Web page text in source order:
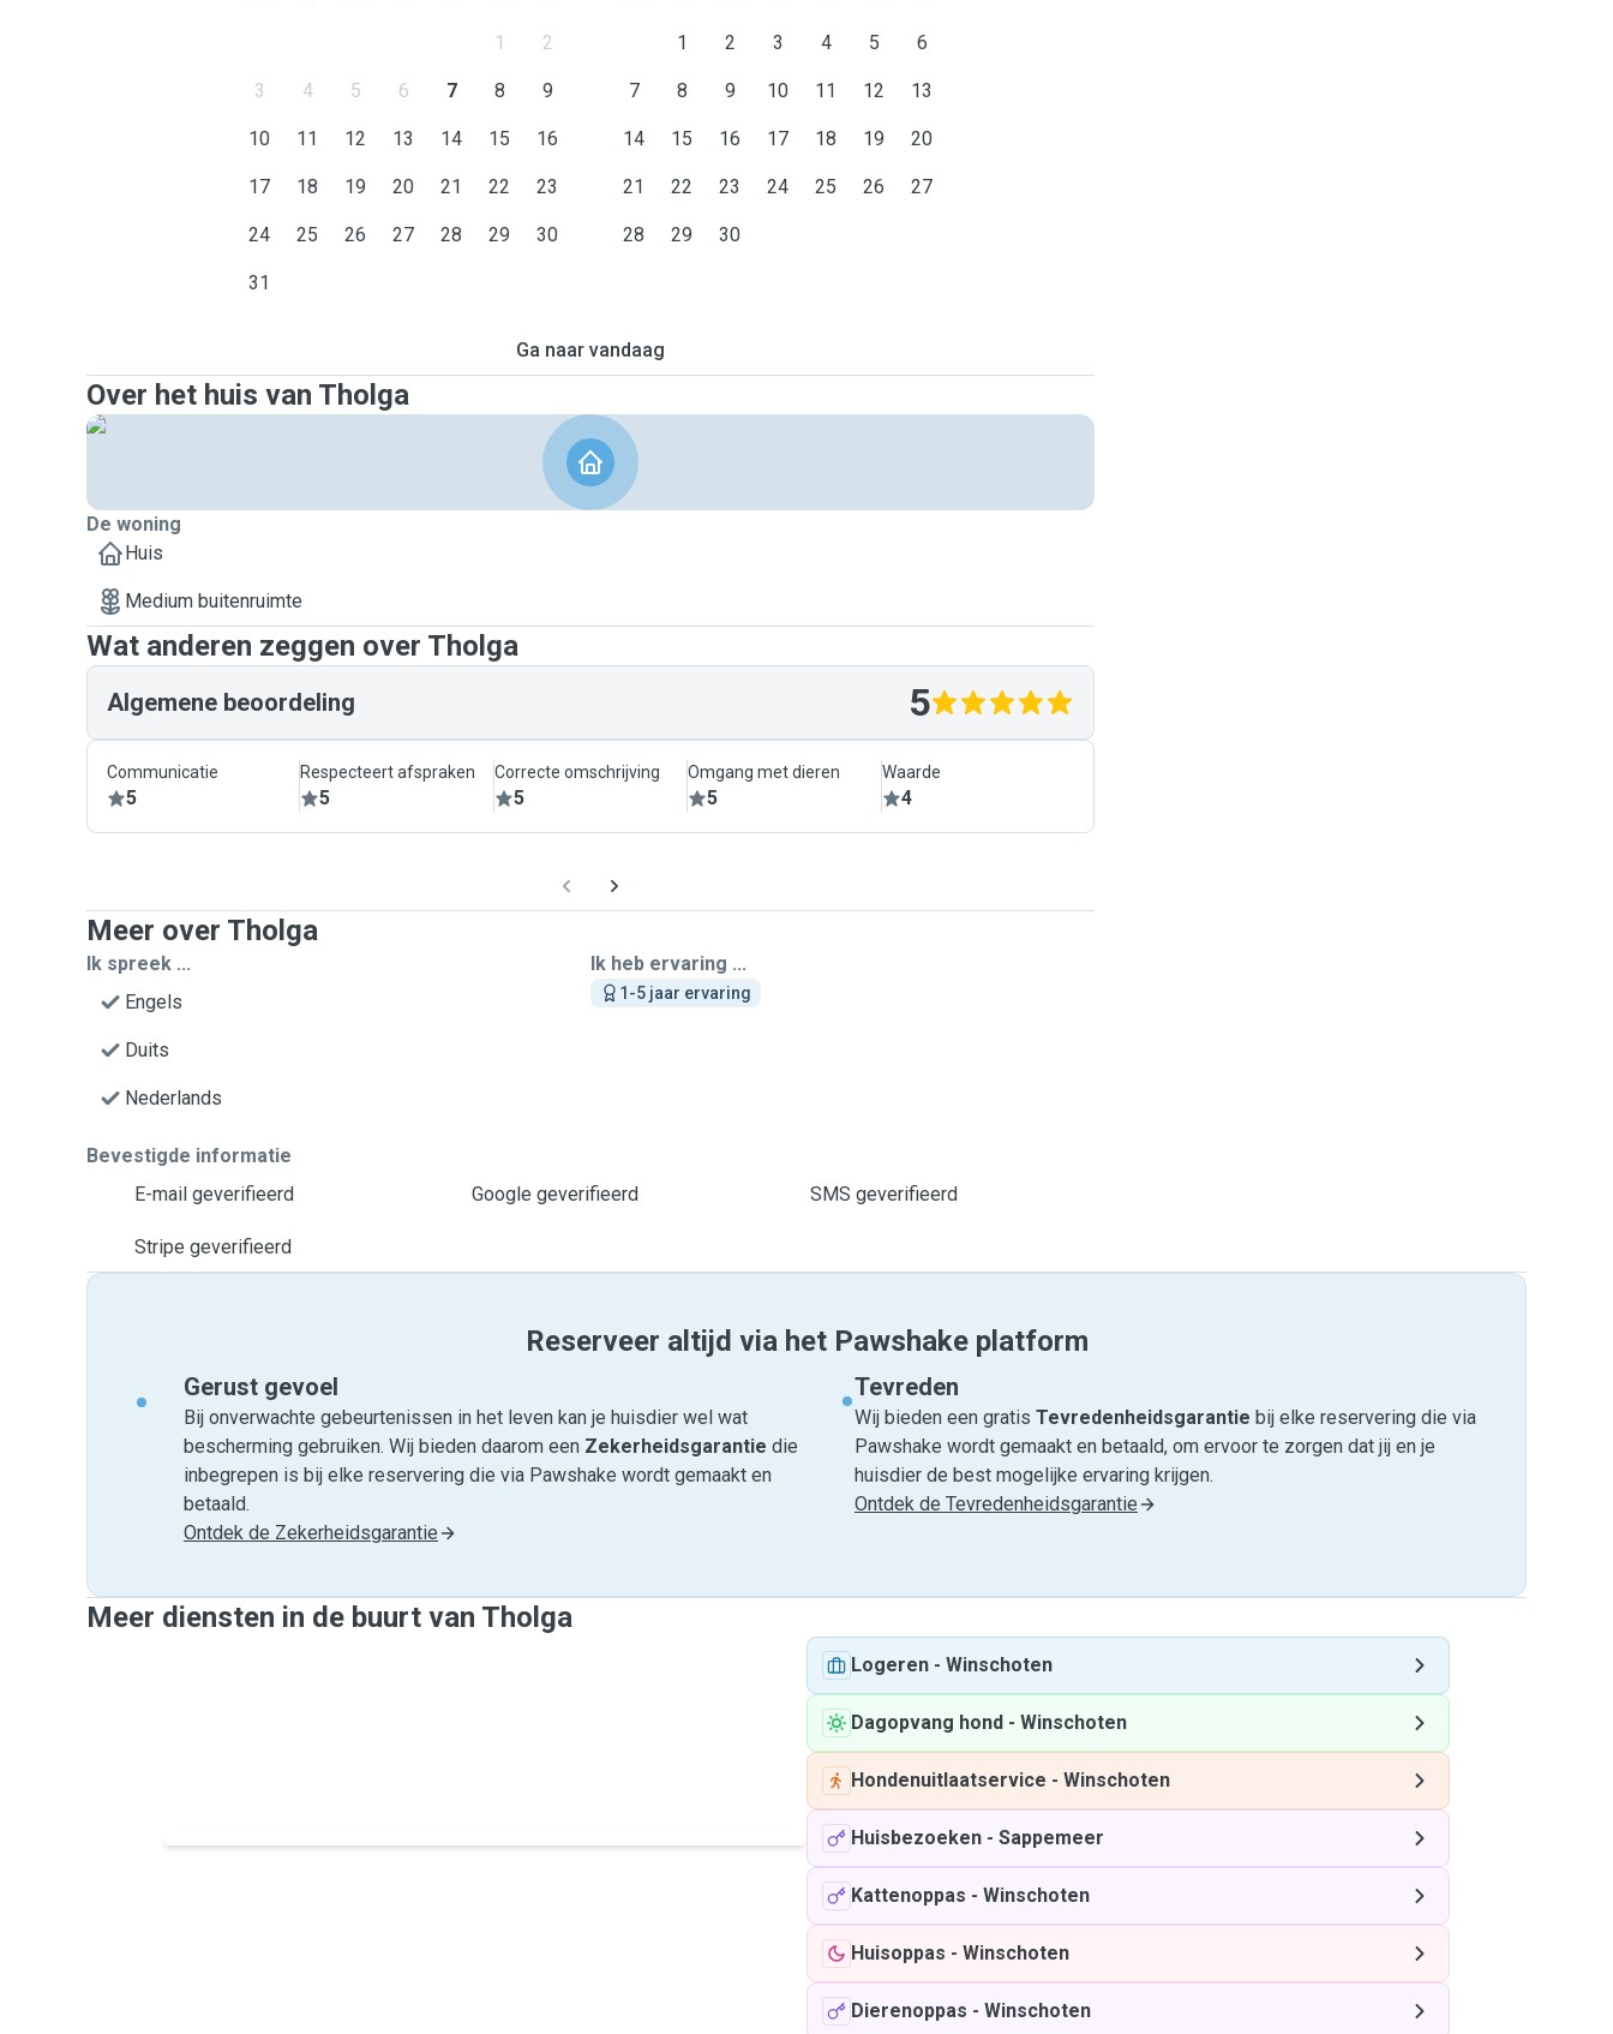
1 2
3 4 5 6 7 8 9
10 11 12 13 14 15 16
17 18 19 20 21 22 23
24 25 26 27 28 29 30
31
1 2 3 4 5 6
7 8 9 10 11 12 13
14 15 16 17 18 19 20
21 22 23 24 25 26 27
28 29 30
Ga naar vandaag
Over het huis van Tholga
De woning
Huis
Medium buitenruimte
Wat anderen zeggen over Tholga
Algemene beoordeling 5
Communicatie
5
Respecteert afspraken
5
Correcte omschrijving
5
Omgang met dieren
5
Waarde
4
Meer over Tholga
Ik spreek ...
Engels
Duits
Nederlands
Ik heb ervaring ...
1-5 jaar ervaring
Bevestigde informatie
E-mail geverifieerd
Google geverifieerd SMS geverifieerd
Stripe geverifieerd
Reserveer altijd via het Pawshake platform
Gerust gevoel
Bij onverwachte gebeurtenissen in het leven kan je huisdier wel wat
bescherming gebruiken. Wij bieden daarom een Zekerheidsgarantie die
inbegrepen is bij elke reservering die via Pawshake wordt gemaakt en
betaald.
Ontdek de Zekerheidsgarantie
Tevreden
Wij bieden een gratis Tevredenheids­garantie bij elke reservering die via
Pawshake wordt gemaakt en betaald, om ervoor te zorgen dat jij en je
huisdier de best mogelijke ervaring krijgen.
Ontdek de Tevredenheidsgarantie
Meer diensten in de buurt van Tholga
Logeren - Winschoten
Dagopvang hond - Winschoten
Hondenuitlaatservice - Winschoten
Huisbezoeken - Sappemeer
Kattenoppas - Winschoten
Huisoppas - Winschoten
Dierenoppas - Winschoten